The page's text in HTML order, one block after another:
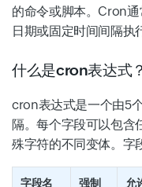
的命令或脚本。Cron
日期或固定时间间隔执
什么是cron表达式？
cron表达式是一个由5
隔。每个字段可以包含
殊字符的不同变体。字
字段名 强制 允